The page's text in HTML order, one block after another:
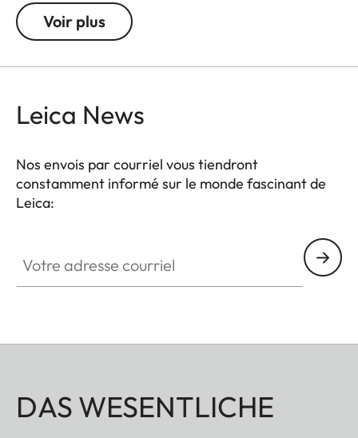
dioptries. À noter : le viseur du Leica M est réglé
par défaut sur -0,5 dioptrie afin de garantir une
Voir plus
Leica News
Nos envois par courriel vous tiendront
constamment informé sur le monde fascinant de
Leica:
DAS WESENTLICHE